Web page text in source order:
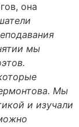
она
мы
Мы
и изучали